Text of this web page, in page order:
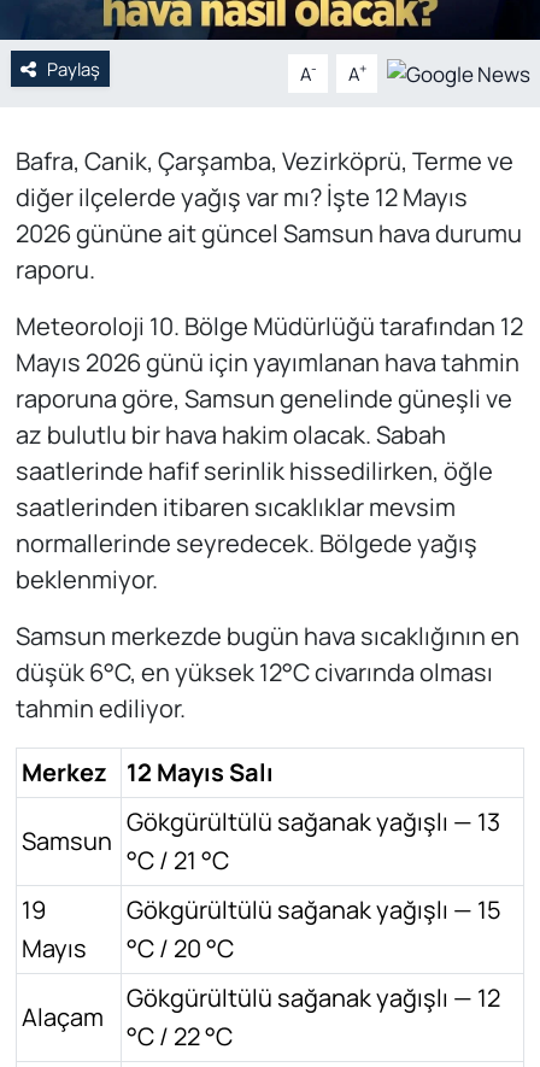
Paylaş A- A+
Bafra, Canik, Çarşamba, Vezirköprü, Terme ve
diğer ilçelerde yağış var mı? İşte 12 Mayıs
2026 gününe ait güncel Samsun hava durumu
raporu.
Meteoroloji 10. Bölge Müdürlüğü tarafından 12
Mayıs 2026 günü için yayımlanan hava tahmin
raporuna göre, Samsun genelinde güneşli ve
az bulutlu bir hava hakim olacak. Sabah
saatlerinde hafif serinlik hissedilirken, öğle
saatlerinden itibaren sıcaklıklar mevsim
normallerinde seyredecek. Bölgede yağış
beklenmiyor.
Samsun merkezde bugün hava sıcaklığının en
düşük 6°C, en yüksek 12°C civarında olması
tahmin ediliyor.
Merkez
12 Mayıs Salı
Samsun
Gökgürültülü sağanak yağışlı — 13
°C / 21 °C
19
Mayıs
Gökgürültülü sağanak yağışlı — 15
°C / 20 °C
Alaçam
Gökgürültülü sağanak yağışlı — 12
°C / 22 °C
Siyaset
Spor
Yerel